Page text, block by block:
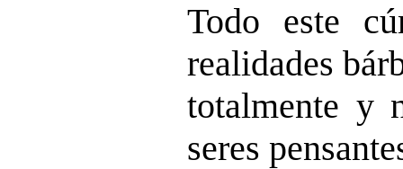
Todo este
realidades
totalmente y
seres